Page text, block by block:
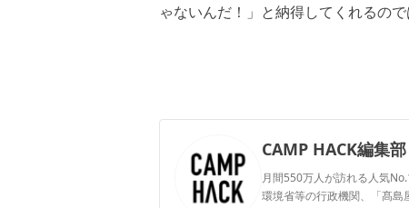
ゃないんだ！」と納得してくれるので
CAMP HACK編集部
月間550万人が訪れる人気
環境省等の行政機関、「髙島